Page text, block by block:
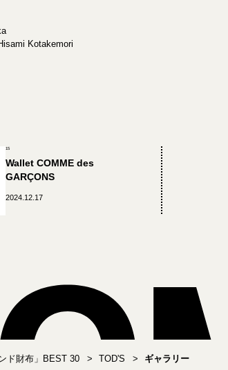
Kotakemori
15
Wallet COMME des
GARÇONS
2024.12.17
ド財布」BEST 30 TOD'S ギャラリー